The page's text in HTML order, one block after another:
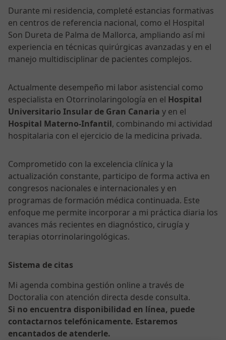
Durante mi residencia, completé estancias formativas
en centros de referencia nacional, como el Hospital
Son Dureta de Palma de Mallorca, ampliando así mi
experiencia en técnicas quirúrgicas avanzadas y en el
manejo multidisciplinar de pacientes complejos.
Actualmente desempeño mi labor asistencial como
especialista en Otorrinolaringología en el Hospital
Universitario Insular de Gran Canaria y en el
Hospital Materno-Infantil, combinando mi actividad
hospitalaria con el ejercicio de la medicina privada.
Comprometido con la excelencia clínica y la
actualización constante, participo de forma activa en
congresos nacionales e internacionales y en
programas de formación médica continuada. Este
enfoque me permite incorporar a mi práctica diaria los
avances más recientes en diagnóstico, cirugía y
terapias otorrinolaringológicas.
Sistema de citas
Mi agenda combina gestión online a través de
Doctoralia con atención directa desde consulta.
Si no encuentra disponibilidad en línea, puede
contactarnos telefónicamente. Estaremos
encantados de atenderle.